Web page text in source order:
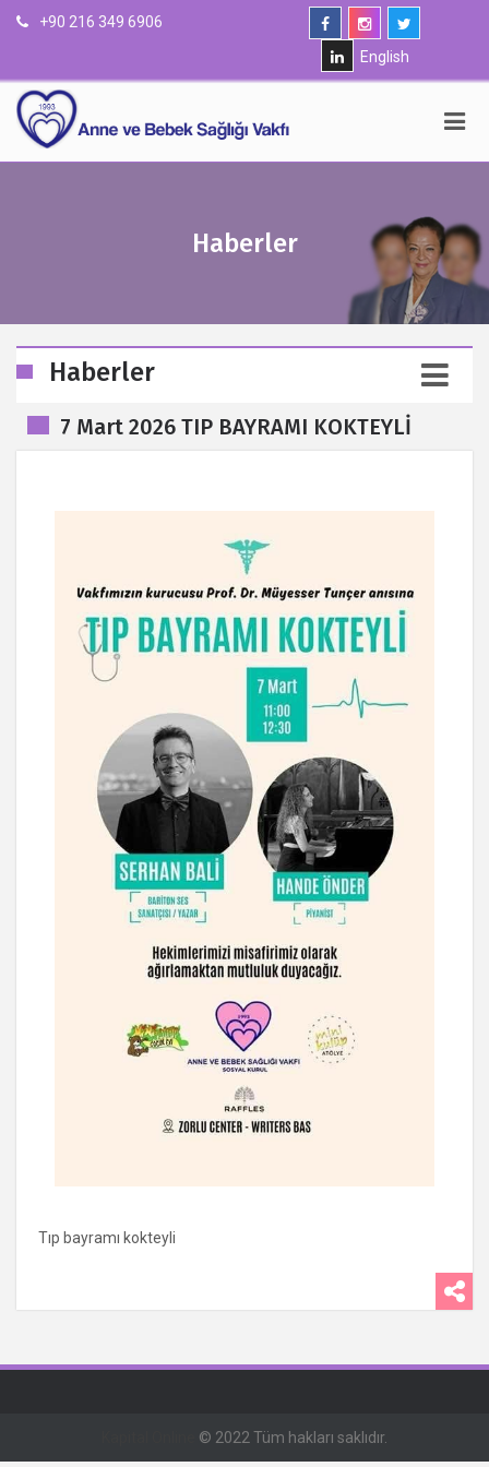
+90 216 349 6906
English
Haberler
Haberler
7 Mart 2026 TIP BAYRAMI KOKTEYLİ
Tıp bayramı kokteyli
© 2022 Tüm hakları saklıdır.